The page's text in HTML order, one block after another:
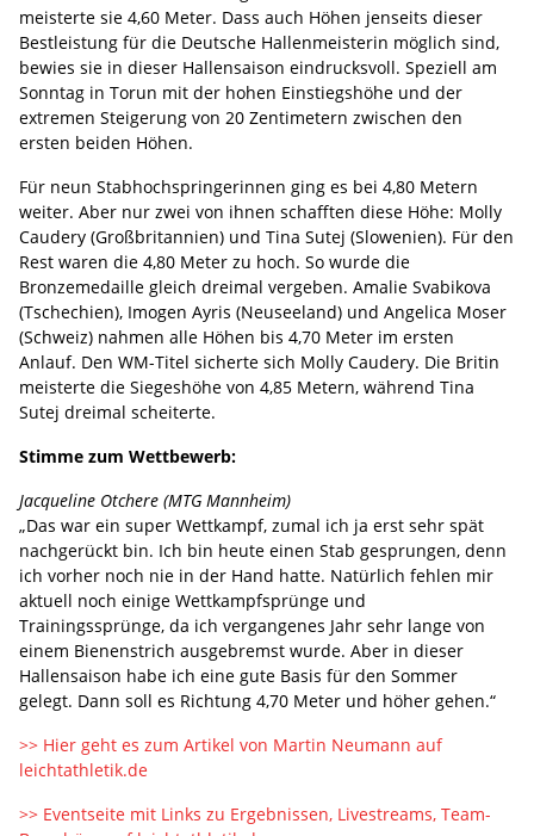
meisterte sie 4,60 Meter. Dass auch Höhen jenseits dieser
Bestleistung für die Deutsche Hallenmeisterin möglich sind,
bewies sie in dieser Hallensaison eindrucksvoll. Speziell am
Sonntag in Torun mit der hohen Einstiegshöhe und der
extremen Steigerung von 20 Zentimetern zwischen den
ersten beiden Höhen.
Für neun Stabhochspringerinnen ging es bei 4,80 Metern
weiter. Aber nur zwei von ihnen schafften diese Höhe: Molly
Caudery (Großbritannien) und Tina Sutej (Slowenien). Für den
Rest waren die 4,80 Meter zu hoch. So wurde die
Bronzemedaille gleich dreimal vergeben. Amalie Svabikova
(Tschechien), Imogen Ayris (Neuseeland) und Angelica Moser
(Schweiz) nahmen alle Höhen bis 4,70 Meter im ersten
Anlauf. Den WM-Titel sicherte sich Molly Caudery. Die Britin
meisterte die Siegeshöhe von 4,85 Metern, während Tina
Sutej dreimal scheiterte.
Stimme zum Wettbewerb:
Jacqueline Otchere (MTG Mannheim)
„Das war ein super Wettkampf, zumal ich ja erst sehr spät
nachgerückt bin. Ich bin heute einen Stab gesprungen, denn
ich vorher noch nie in der Hand hatte. Natürlich fehlen mir
aktuell noch einige Wettkampfsprünge und
Trainingssprünge, da ich vergangenes Jahr sehr lange von
einem Bienenstrich ausgebremst wurde. Aber in dieser
Hallensaison habe ich eine gute Basis für den Sommer
gelegt. Dann soll es Richtung 4,70 Meter und höher gehen.“
>> Hier geht es zum Artikel von Martin Neumann auf
leichtathletik.de
>> Eventseite mit Links zu Ergebnissen, Livestreams, Team-